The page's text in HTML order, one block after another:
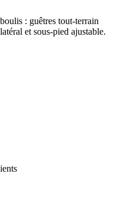
: guêtres tout-terrain
et sous-pied ajustable.